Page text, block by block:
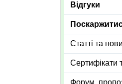
Відгуки
Статті та
Сертифікати